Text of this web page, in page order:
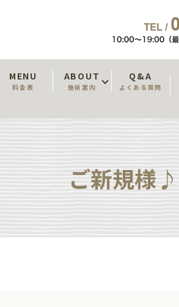
MENU
料金表
ABOUT
施術案内
Q&A
よくある質問
ご新規様♪